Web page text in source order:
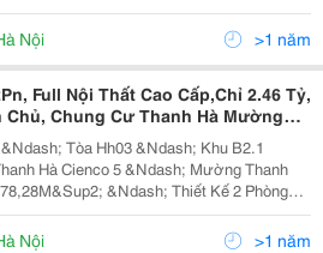
Nội >1 năm
Full Nội Thất Cao Cấp,Chỉ 2.46 Tỷ,
Chủ, Chung Cư Thanh Hà Mường
Tòa Hh03 &Ndash; Khu B2.1
Hà Cienco 5 &Ndash; Mường Thanh
&Ndash; Thiết Kế 2 Phòng
, Ban Công Cực Thoáng Giá Bán: 2 Tỷ
Bao Sang Tên Pháp Lý: Hợp Đồng
Nội >1 năm